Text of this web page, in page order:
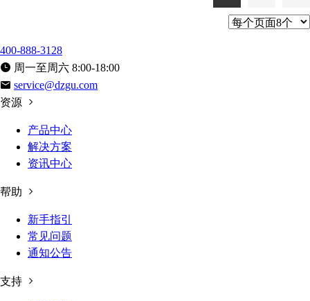
400-888-3128
周一至周六 8:00-18:00
service@dzgu.com
资源
产品中心
解决方案
资讯中心
帮助
新手指引
常见问题
通知公告
支持